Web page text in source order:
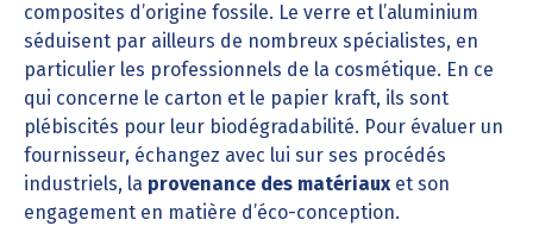
composites d’origine fossile. Le verre et l’aluminium
séduisent par ailleurs de nombreux spécialistes, en
particulier les professionnels de la cosmétique. En ce
qui concerne le carton et le papier kraft, ils sont
plébiscités pour leur biodégradabilité. Pour évaluer un
fournisseur, échangez avec lui sur ses procédés
industriels, la provenance des matériauxet son
engagement en matière d’éco-conception.